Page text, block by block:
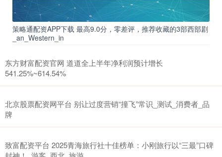
策略通配资APP下载 最高9.0分，零差评，推荐收藏的3部西部剧
_an_Western_in
东方财富配资官网 道道全上半年净利润预计增长
541.25%~614.54%
北京股票配资网平台 别让过度营销“撞飞”常识_测试_消费者_品
牌
致富配资平台 2025青海旅行社十佳榜单：小刚旅行以“三最”口碑